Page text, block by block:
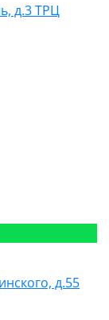
д.3 ТРЦ
д.55